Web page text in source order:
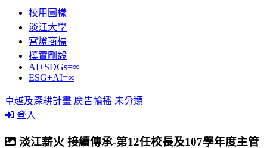
校用圖樣
淡江大學
宮燈商標
樸實剛毅
AI+SDGs=∞
ESG+AI=∞
卓越及深耕計畫 廣告輪播 未分類
登入
淡江薪火 接續傳承-第12任校長及107學年度主管